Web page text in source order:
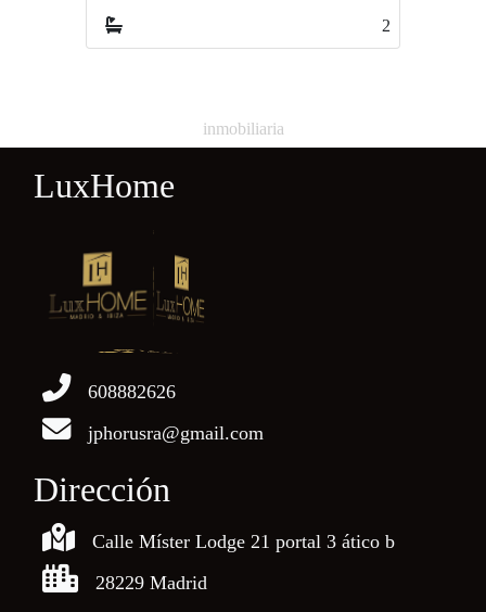
inmobiliaria
LuxHome
608882626
jphorusra@gmail.com
Dirección
Calle Míster Lodge 21 portal 3 ático b
28229 Madrid